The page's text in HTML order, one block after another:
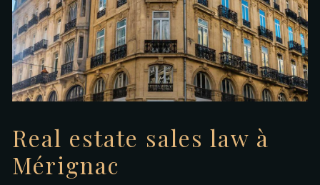
Real estate sales law à
Mérignac